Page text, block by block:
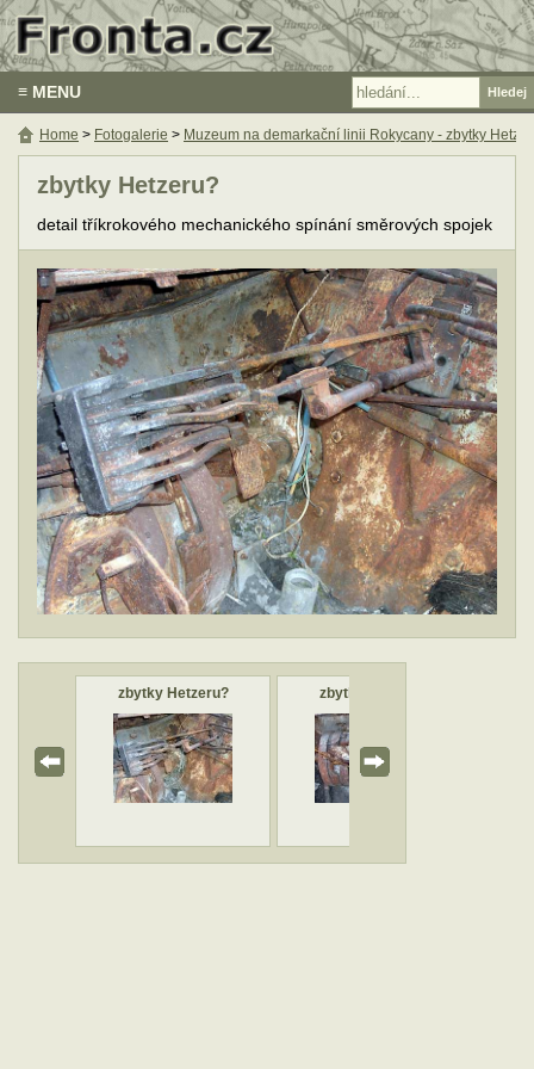
≡ MENU
zbytky Hetzeru?
detail tříkrokového mechanického spínání směrových spojek
zbytky Hetzeru? zbytky Hetzeru?
Home > Fotogalerie > Muzeum na demarkační linii Rokycany - zbytky